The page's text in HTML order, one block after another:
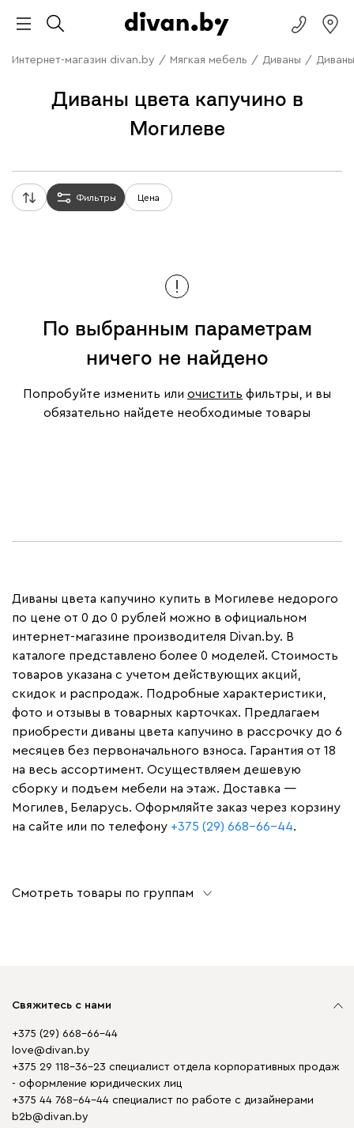
Интернет-магазин divan.by / Мягкая мебель / Диваны /
Диваны цвета капучино в
Могилеве
Фильтры Цена
По выбранным параметрам
ничего не найдено
Попробуйте изменить или очистить фильтры, и вы
обязательно найдете необходимые товары
Диваны цвета капучино купить в Могилеве недорого
по цене от 0 до 0 рублей можно в официальном
интернет-магазине производителя Divan.by. В
каталоге представлено более 0 моделей. Стоимость
товаров указана с учетом действующих акций,
скидок и распродаж. Подробные характеристики,
фото и отзывы в товарных карточках. Предлагаем
приобрести диваны цвета капучино в рассрочку до 6
месяцев без первоначального взноса. Гарантия от 18
на весь ассортимент. Осуществляем дешевую
сборку и подъем мебели на этаж. Доставка —
Могилев, Беларусь. Оформляйте заказ через корзину
на сайте или по телефону +375 (29) 668-66-44.
Смотреть товары по группам
Свяжитесь с нами
+375 (29) 668-66-44
love@divan.by
+375 29 118-36-23 специалист отдела корпоративных продаж
- оформление юридических лиц
+375 44 768-64-44 специалист по работе с дизайнерами
b2b@divan.by